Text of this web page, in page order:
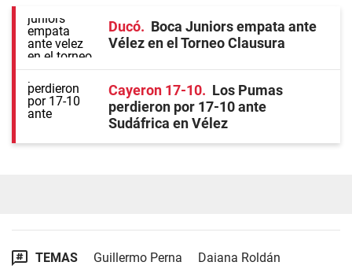
Ducó
Boca Juniors empata ante
Vélez en el Torneo Clausura
Cayeron 17-10
Los Pumas
perdieron por 17-10 ante
Sudáfrica en Vélez
TEMAS Guillermo Perna Daiana Roldán